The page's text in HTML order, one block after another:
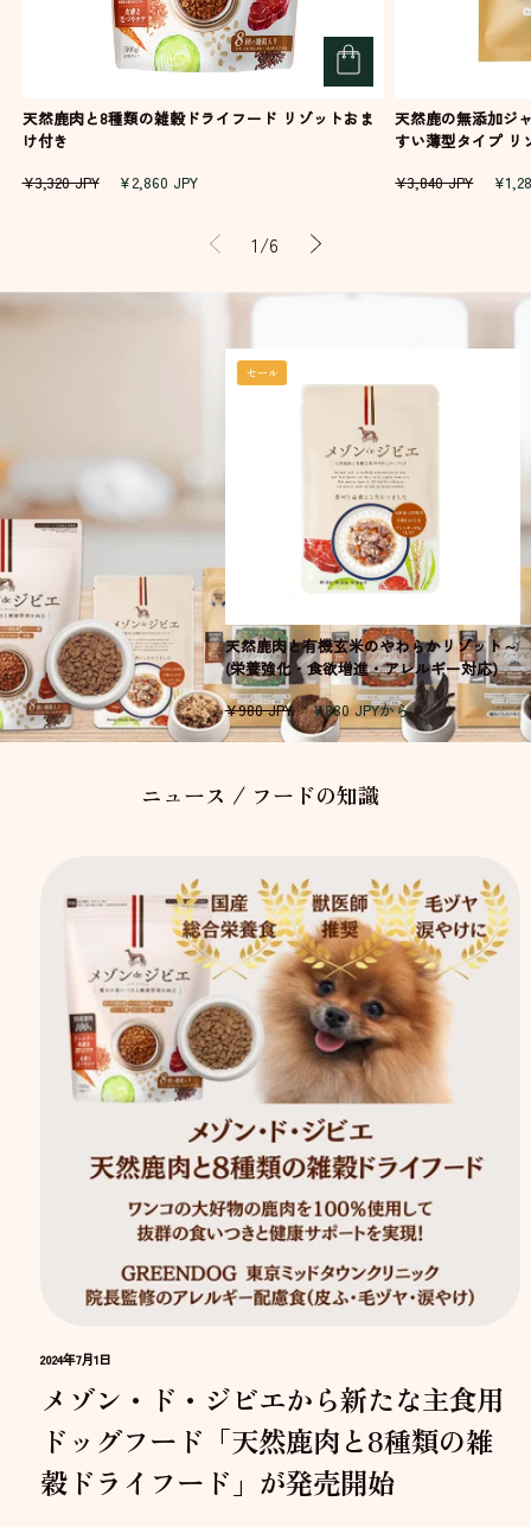
天然鹿肉と8種類の雑穀ドライフード リゾットおま
け付き
通
¥3,320 JPY
セ
格
¥2,860 JPY
天然鹿の無添加ジ
すい薄型タイプ
通
¥3,840 JPY
セ
格
1/の
6
セール
天然鹿肉と有機玄米のやわらかリゾット～
(栄養強化・食欲増進・アレルギー対応)
通
常
格
¥980 JPY
セ
ー
価
¥880 JPYから
ニュース / フードの知識
2024年7月1日
メゾン・ド・ジビエから新たな主食用
ドッグフード「天然鹿肉と8種類の雑
穀ドライフード」が発売開始